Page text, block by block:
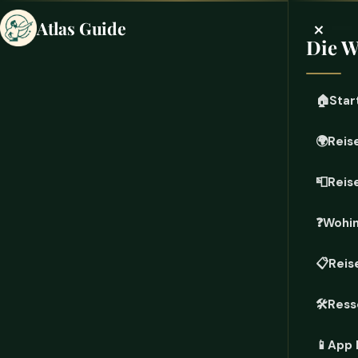
Atlas Guide ×
Die
🏠
🌍
📮
❓
📋
🛠️
📱 App